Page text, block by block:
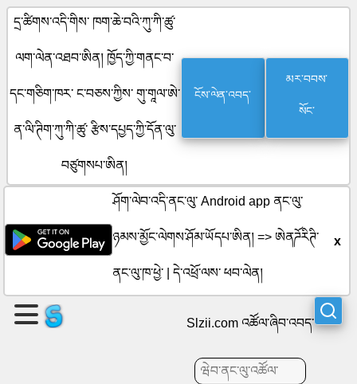
འབད།
སྡེ་
དྲ་ཚིགས་འདི་གིས་ ཁག་ཆེ་བའི་ཀུ་ཀི་ཚུ་
ལག་ལེན་འཐབ་ཨིན། ཁྱོད་ཀྱི་གནང་བ་
དང་གཅིག་ཁར་ ང་བཅས་ཀྱིས་ གུ་གཱལ་ཨེ་
ན་ལི་ཊིག་ཀུ་ཀི་ཚུ་ རྩིས་དཔྱད་ཀྱི་དོན་ལུ་
བཙུགསཔ་ཨིན།
ངོས་ལེན་འབད་
མར་བབས་
སོང་
ཤོག་ལེབ་འདི་ནང་ལུ་ Android app ནང་ལུ་
ཉམས་མྱོང་ལེགས་ཤོམ་ཡོདཔ་ཨིན། => ཨེནཌོརིཊི་
ནང་ལུ་ཁ་ཕྱེ་ དེ་འཕྲོ་ལས་ ཕབ་ལེན།
x
Slzii.com འཚོལ་ཞིབ་འབད་